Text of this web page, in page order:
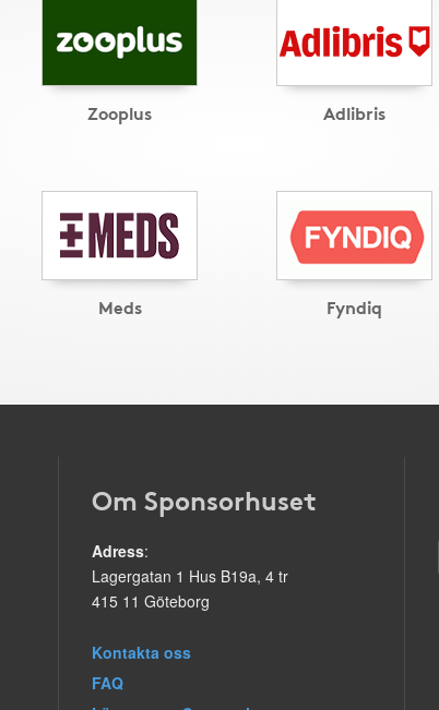
Zooplus Adlibris
Meds Fyndiq
Om Sponsorhuset
Adress:
Lagergatan 1 Hus B19a, 4 tr
415 11 Göteborg
Kontakta oss
FAQ